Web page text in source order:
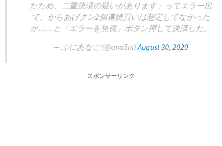
たため、二重決済の疑いがあります」ってエラー出
て、からあげクン2個連続買いは想定してなかった
か……と「エラーを無視」ボタン押して決済した。
— ぷにあなご (@ana5ni)August 30, 2020
スポンサーリンク